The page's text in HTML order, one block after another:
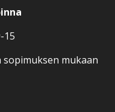
15
mukaan